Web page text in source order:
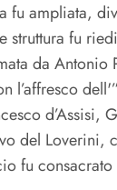
fu ampliata,
struttura fu
da
l’affresco
del Loverini,
fu